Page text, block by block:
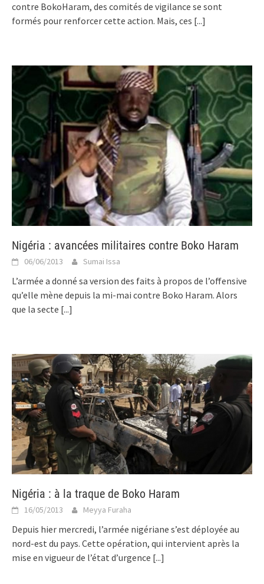
contre BokoHaram, des comités de vigilance se sont
formés pour renforcer cette action. Mais, ces [...]
Nigéria : avancées militaires contre Boko Haram
06/06/2013 Sumai Issa
L’armée a donné sa version des faits à propos de l’offensive
qu’elle mène depuis la mi-mai contre Boko Haram. Alors
que la secte [...]
Nigéria : à la traque de Boko Haram
16/05/2013 Meyya Furaha
Depuis hier mercredi, l’armée nigériane s’est déployée au
nord-est du pays. Cette opération, qui intervient après la
mise en vigueur de l’état d’urgence [...]